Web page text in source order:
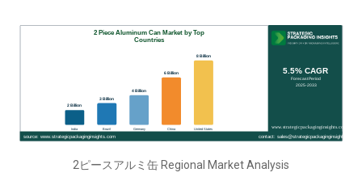
2ピースアルミ缶 Regional Market Analysis